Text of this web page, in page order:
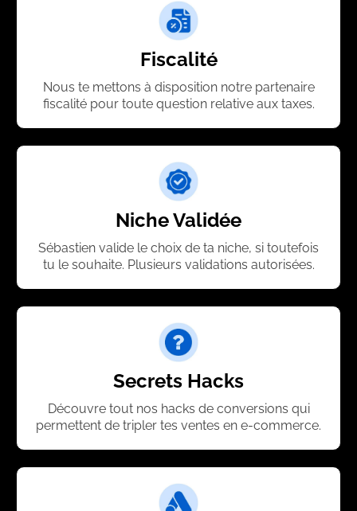
Fiscalité
Nous te mettons à disposition notre partenaire
fiscalité pour toute question relative aux taxes.
Niche Validée
Sébastien valide le choix de ta niche, si toutefois
tu le souhaite. Plusieurs validations autorisées.
Secrets Hacks
Découvre tout nos hacks de conversions qui
permettent de tripler tes ventes en e-commerce.